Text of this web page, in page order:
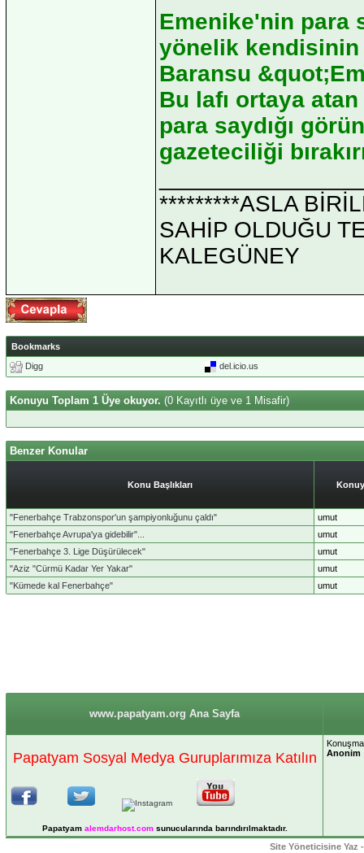
Emenike'nin para
yönelik kendisinin
Baransu
Bu lafı ortaya
para saydığı
gazeteciliği
*********ASLA
SAHİP OLDUĞU
KALEGÜNEY
Bookmarks
Digg
del.icio.us
Konuyu Toplam 1 Üye okuyor. (0 Kayıtlı üye ve 1 Misafir)
Benzer Konular
Konu Başlıkları
"Fenerbahçe Trabzonspor'un şampiyonluğunu çaldı"
umut
"Fenerbahçe Avrupa'ya gidebilir"...
umut
"Fenerbahçe 3. Lige Düşürülecek"
umut
"Aziz "Cürmü Kadar Yer Yakar"
umut
"Kümede kal Fenerbahçe"
umut
www.papatyam.org Ana Sayfa
Papatyam Sosyal Medya Guruplarımıza Katılın
Papatyam alemdarhost.comsunucularında barındırılmaktadır.
Anonim
Site Yöneticisine Yaz